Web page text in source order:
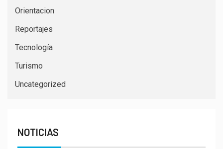
Orientacion
Reportajes
Tecnología
Turismo
Uncategorized
NOTICIAS